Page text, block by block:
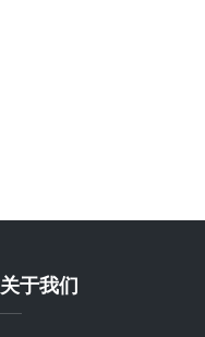
关于我们